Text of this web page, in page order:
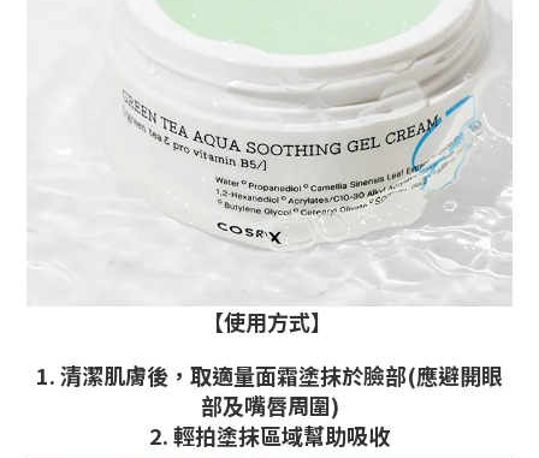
【使用方式】
1. 清潔肌膚後，取適量面霜塗抹於臉部(應避開眼
部及嘴唇周圍)
2. 輕拍塗抹區域幫助吸收